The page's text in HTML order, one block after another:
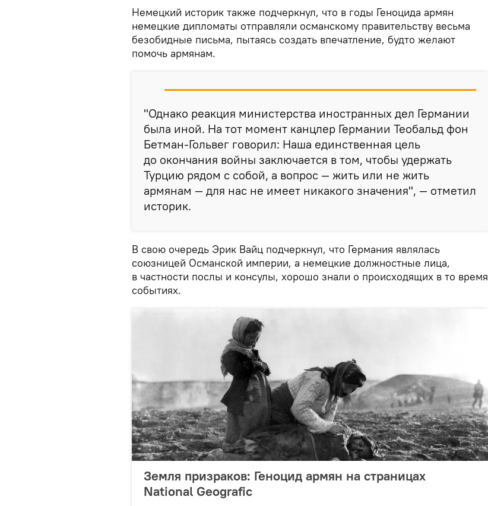
Немецкий историк также подчеркнул, что в годы Геноцида армян
немецкие дипломаты отправляли османскому правительству весьма
безобидные письма, пытаясь создать впечатление, будто желают
помочь армянам.
"Однако реакция министерства иностранных дел Германии
была иной. На тот момент канцлер Германии Теобальд фон
Бетман-Гольвег говорил: Наша единственная цель
до окончания войны заключается в том, чтобы удержать
Турцию рядом с собой, а вопрос — жить или не жить
армянам — для нас не имеет никакого значения", — отметил
историк.
В свою очередь Эрик Вайц подчеркнул, что Германия являлась
союзницей Османской империи, а немецкие должностные лица,
в частности послы и консулы, хорошо знали о происходящих в то время
событиях.
Земля призраков: Геноцид армян на страницах
National Geografic